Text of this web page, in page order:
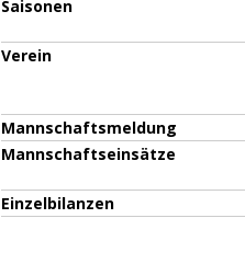
Saisonen
Verein
Mannschaftsmeldung
Mannschaftseinsätze
Einzelbilanzen